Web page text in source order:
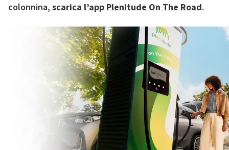
colonnina, scarica l’app Plenitude On The Road.